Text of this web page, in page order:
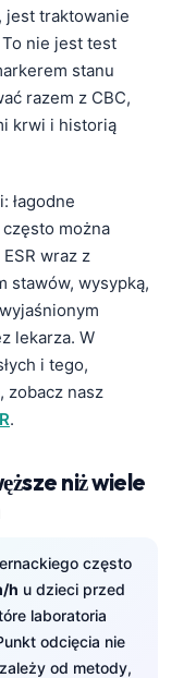
jest traktowanie
To nie jest test
stanu
razem z CBC,
krwi i historią
łagodne
można
wraz z
stawów, wysypką,
lekarza. W
i tego,
zobacz nasz
.
niż wiele
często
h u dzieci przed
laboratoria
odcięcia nie
od metody,